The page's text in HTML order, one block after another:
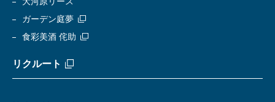
ガーデン庭夢
食彩美酒 侘助
リクルート